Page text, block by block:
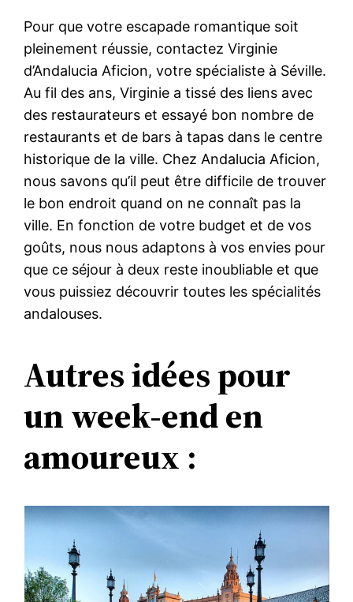
Pour que votre escapade romantique soit
pleinement réussie, contactez Virginie
d’Andalucia Aficion, votre spécialiste à Séville.
Au fil des ans, Virginie a tissé des liens avec
des restaurateurs et essayé bon nombre de
restaurants et de bars à tapas dans le centre
historique de la ville. Chez Andalucia Aficion,
nous savons qu’il peut être difficile de trouver
le bon endroit quand on ne connaît pas la
ville. En fonction de votre budget et de vos
goûts, nous nous adaptons à vos envies pour
que ce séjour à deux reste inoubliable et que
vous puissiez découvrir toutes les spécialités
andalouses.
Autres idées pour
un week-end en
amoureux :